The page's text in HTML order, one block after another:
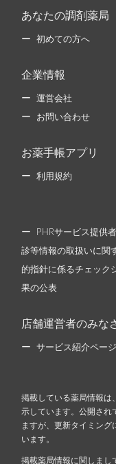
あなたの調剤薬局
初めての方へ
企業情報
運営会社
お問い合わせ
お薬手帳アプリ
利用規約
PHRサービス提供
診等情報の取扱いに関
的指針に係るチェック
果の公表
店舗運営者のみな
サービス紹介ページ
掲載している薬局情報は
示しています。公開され
ますが、更新タイミング
います。
掲載薬局情報に関しまし